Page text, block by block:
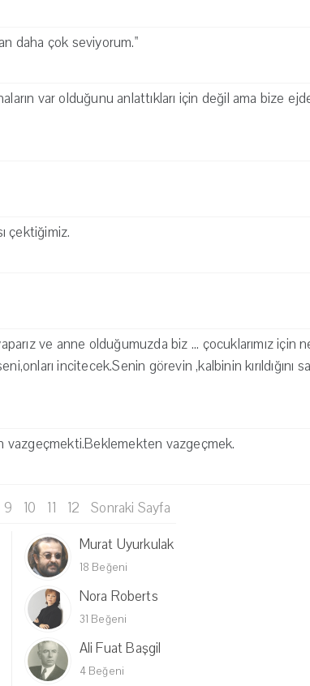
daha çok seviyorum."
var olduğunu anlattıkları için değil ama bize
çektiğimiz.
ve anne olduğumuzda biz ... çocuklarımız için
incitecek.Senin görevin ,kalbinin kırıldığını
vazgeçmek.
9 10 11 12
Sonraki Sayfa
Murat Uyurkulak
18 Beğeni
Nora Roberts
31 Beğeni
Ali Fuat Başgil
4 Beğeni